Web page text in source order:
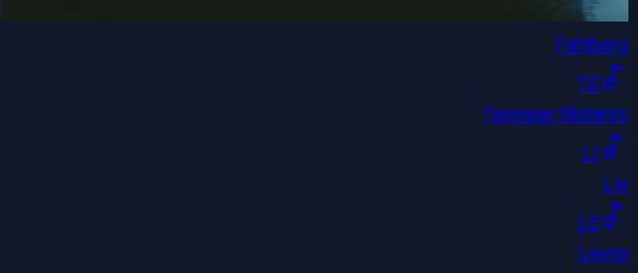
Fahlberg
TE
Teenage Mutants
LI
Liu
LE
Leyna